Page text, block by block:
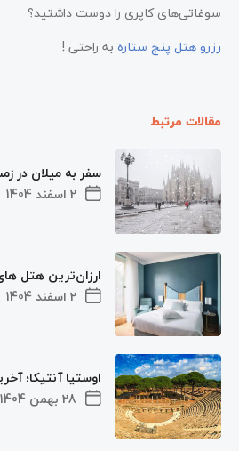
سوغاتی‌های کاپری را دوست داشتید؟
رزرو هتل پنج ستاره به راحتی !
مقالات مرتبط
2 اسفند 1404
سفر به میلان در
2 اسفند 1404
ارزان‌ترین هتل‌
28 بهمن 1404
اوستیا آنتیکا؛